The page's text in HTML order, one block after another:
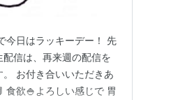
今日はラッキーデー！ 先
信は、再来週の配信を
お付き合いいただきあ
食欲🍚よろしい感じで 胃